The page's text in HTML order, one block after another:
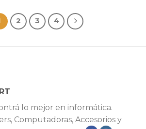
2 3 4
lo mejor en informática.
Computadoras, Accesorios y